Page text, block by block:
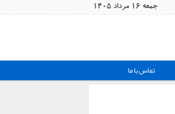
جمعه 16 مرداد 1405
تماس با ما